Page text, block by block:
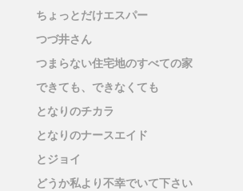
ちょっとだけエスパー
つづ井さん
つまらない住宅地のすべての家
できても、できなくても
となりのチカラ
となりのナースエイド
とジョイ
どうか私より不幸でいて下さい